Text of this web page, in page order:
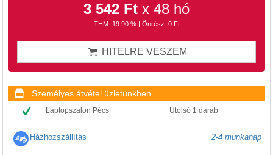
3 542 Ft x 48 hó
THM: 19.90 % | Önrész: 0 Ft
HITELRE VESZEM
Személyes átvétel üzletünkben
Laptopszalon Pécs Utolsó 1 darab
Házhozszállítás 2-4 munkanap